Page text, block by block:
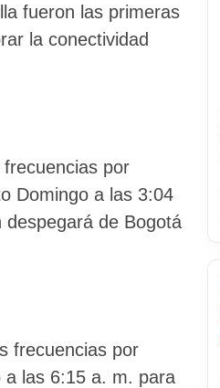
fueron las primeras
la conectividad
por
Domingo a las 3:04
de Bogotá
frecuencias por
a las 6:15 a. m. para